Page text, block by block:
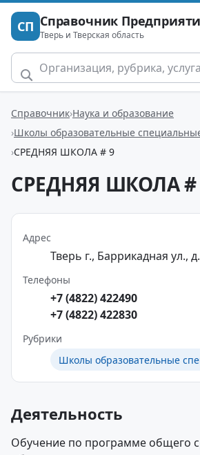
СП Справочник
Тверь и Тверская область
Справочник Наука и образование
Школы образовательные
СРЕДНЯЯ ШКОЛА # 9
СРЕДНЯЯ ШКОЛА #
Адрес
Тверь г., Баррикадная ул.,
Телефоны
+7 (4822) 422490
+7 (4822) 422830
Рубрики
Школы образовательные
Деятельность
Обучение по программе общего